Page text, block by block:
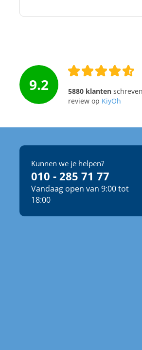
9.2 5880 klanten
review op KiyOh
Kunnen we je helpen?
010 - 285 71 77
Vandaag open van 9:00 tot
18:00